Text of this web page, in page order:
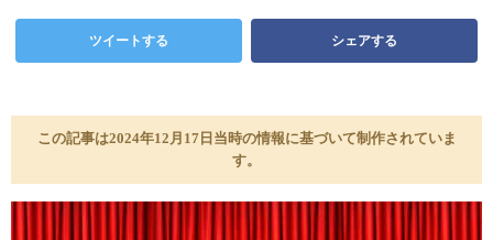
ツイートする シェアする
この記事は2024年12月17日当時の情報に基づいて制作されていま
す。